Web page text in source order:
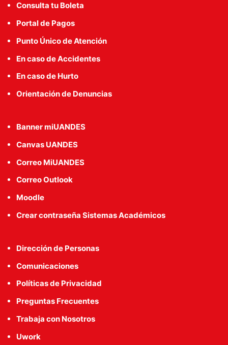
Consulta tu Boleta
Portal de Pagos
Punto Único de Atención
En caso de Accidentes
En caso de Hurto
Orientación de Denuncias
Banner miUANDES
Canvas UANDES
Correo MiUANDES
Correo Outlook
Moodle
Crear contraseña Sistemas Académicos
Dirección de Personas
Comunicaciones
Políticas de Privacidad
Preguntas Frecuentes
Trabaja con Nosotros
Uwork